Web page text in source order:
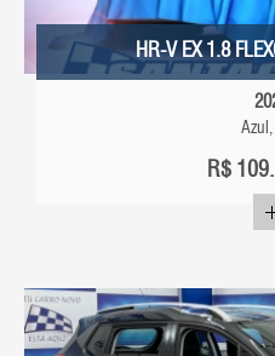
HR-V EX 1.8
Azul,
R$